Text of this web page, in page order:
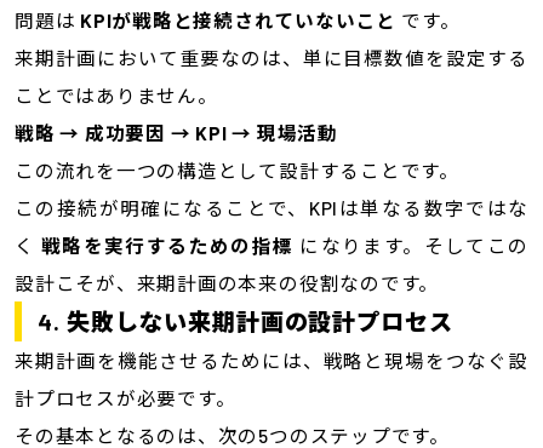
問題は KPIが戦略と接続されていないこと です。
来期計画において重要なのは、単に目標数値を設定する
ことではありません。
戦略 → 成功要因 → KPI → 現場活動
この流れを一つの構造として設計することです。
この接続が明確になることで、KPIは単なる数字ではな
く 戦略を実行するための指標 になります。そしてこの
設計こそが、来期計画の本来の役割なのです。
4. 失敗しない来期計画の設計プロセス
来期計画を機能させるためには、戦略と現場をつなぐ設
計プロセスが必要です。
その基本となるのは、次の5つのステップです。